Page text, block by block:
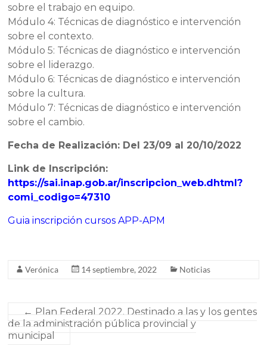
sobre el trabajo en equipo.
Módulo 4: Técnicas de diagnóstico e intervención
sobre el contexto.
Módulo 5: Técnicas de diagnóstico e intervención
sobre el liderazgo.
Módulo 6: Técnicas de diagnóstico e intervención
sobre la cultura.
Módulo 7: Técnicas de diagnóstico e intervención
sobre el cambio.
Fecha de Realización: Del 23/09 al 20/10/2022
Link de Inscripción:
https://sai.inap.gob.ar/inscripcion_web.dhtml?
comi_codigo=47310
Guia inscripción cursos APP-APM
Verónica 14 septiembre, 2022 Noticias
← Plan Federal 2022. Destinado a las y los gentes
de la administración pública provincial y
municipal